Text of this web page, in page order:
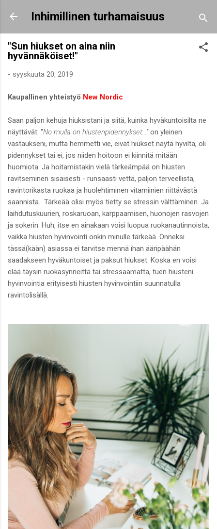
Siirry pääsisältöön
Inhimillinen turhamaisuus
"Sun hiukset on aina niin
hyvännäköiset!"
- syyskuuta 20, 2019
Kaupallinen yhteistyö New Nordic
Saan paljon kehuja hiuksistani ja siitä, kuinka hyväkuntoisilta ne
näyttävät. "No mulla on hiustenpidennykset..."on yleinen
vastaukseni, mutta hemmetti vie, eivät hiukset näytä hyviltä, oli
pidennykset tai ei, jos niiden hoitoon ei kiinnitä mitään
huomiota. Ja hoitamistakin vielä tärkeämpää on hiusten
ravitseminen sisäisesti - runsaasti vettä, paljon terveellistä,
ravintorikasta ruokaa ja huolehtiminen vitamiinien riittävästä
saannista. Tärkeää olisi myös tietty se stressin välttäminen. Ja
laihdutuskuurien, roskaruoan, karppaamisen, huonojen rasvojen
ja sokerin. Huh, itse en ainakaan voisi luopua ruokanautinnoista,
vaikka hiusten hyvinvointi onkin minulle tärkeää. Onneksi
tässä(kään) asiassa ei tarvitse mennä ihan ääripäähän
saadakseen hyväkuntoiset ja paksut hiukset. Koska en voisi
elää täysin ruokasynneittä tai stressaamatta, tuen hiusteni
hyvinvointia erityisesti hiusten hyvinvointiin suunnatulla
ravintolisällä.